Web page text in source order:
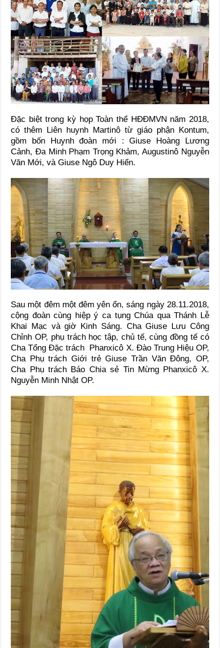
Đặc biệt trong kỳ họp Toàn thể HĐĐMVN năm 2018,
có thêm Liên huynh Martinô từ giáo phận Kontum,
gồm bốn Huynh đoàn mới : Giuse Hoàng Lương
Cảnh, Đa Minh Phạm Trọng Khảm, Augustinô Nguyễn
Văn Mới, và Giuse Ngô Duy Hiển.
Sau một đêm một đêm yên ổn, sáng ngày 28.11.2018,
cộng đoàn cùng hiệp ý ca tụng Chúa qua Thánh Lễ
Khai Mạc và giờ Kinh Sáng. Cha Giuse Lưu Công
Chỉnh OP, phụ trách học tập, chủ tế, cùng đồng tế có
Cha Tổng Đặc trách Phanxicô X. Đào Trung Hiệu OP,
Cha Phụ trách Giới trẻ Giuse Trần Văn Đông, OP,
Cha Phụ trách Báo Chia sẻ Tin Mừng Phanxicô X.
Nguyễn Minh Nhật OP.